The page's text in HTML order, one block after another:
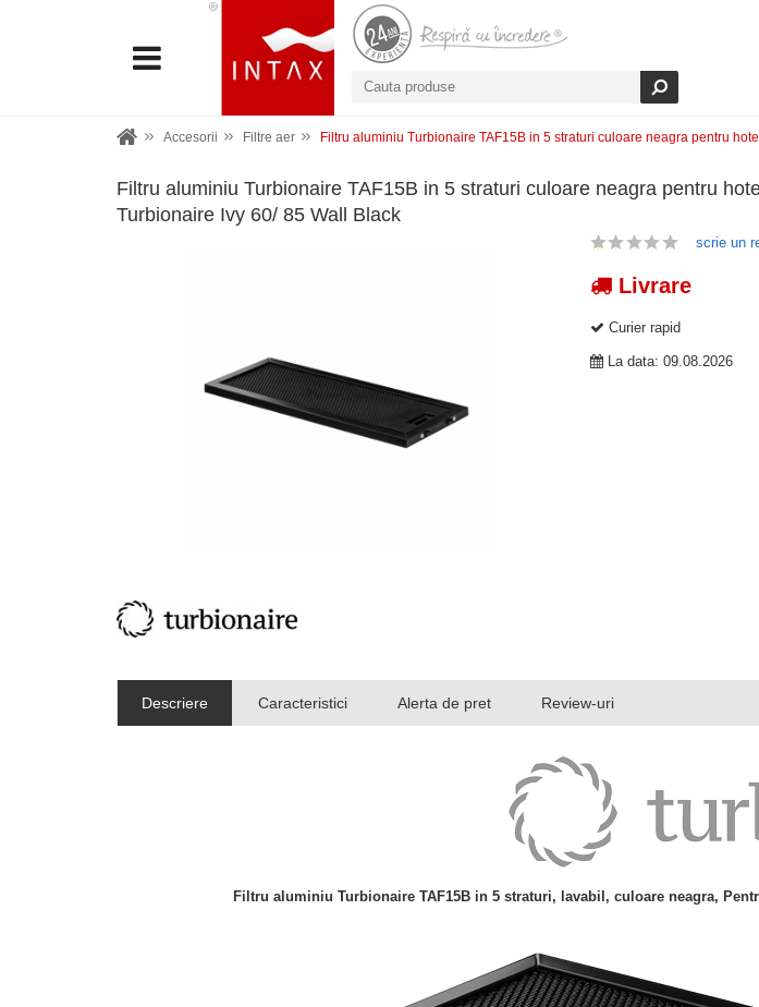
Accesorii Filtre aer Filtru aluminiu Turbionaire TAF15B in 5 straturi culoare neagra pentru
Filtru aluminiu Turbionaire TAF15B in 5 straturi culoare neagra pentru
Turbionaire Ivy 60/ 85 Wall Black
scrie un
Livrare
Curier rapid
La data: 09.08.2026
Descriere Caracteristici Alerta de pret Review-uri
Filtru aluminiu Turbionaire TAF15B in 5 straturi, lavabil, culoare neagra,